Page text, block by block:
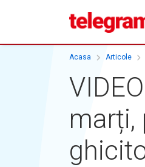
Acasa Articole
marți,